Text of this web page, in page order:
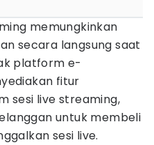
memungkinkan
secara langsung saat
platform e-
fitur
sesi live streaming,
untuk membeli
sesi live.